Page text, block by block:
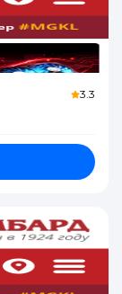
3.3